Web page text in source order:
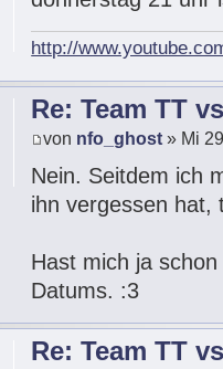
http://
Re: Team TT
von nfo_ghost » Mi
Nein. Seitdem ich
ihn vergessen
Hast mich ja
Datums. :3
Re: Team TT